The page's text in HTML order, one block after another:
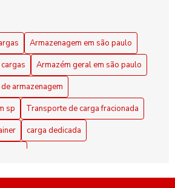
Paulo como Solução Prática para
Cargas Eficiente: Dicas para Maximizar
Cargas: Estratégias Eficientes para
Segurança
Armazenagem em são paulo
Armazém geral em são paulo
armazenagem
sp
Transporte de carga fracionada
carga dedicada